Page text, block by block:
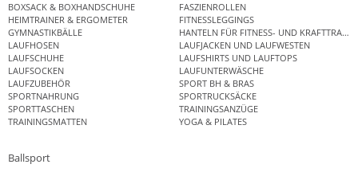
BOXSACK & BOXHANDSCHUHE
FASZIENROLLEN
HEIMTRAINER & ERGOMETER
FITNESSLEGGINGS
GYMNASTIKBÄLLE
HANTELN FÜR FITNESS- UND
LAUFHOSEN
LAUFJACKEN UND LAUFWESTEN
LAUFSCHUHE
LAUFSHIRTS UND LAUFTOPS
LAUFSOCKEN
LAUFUNTERWÄSCHE
LAUFZUBEHÖR
SPORT BH & BRAS
SPORTNAHRUNG
SPORTRUCKSÄCKE
SPORTTASCHEN
TRAININGSANZÜGE
TRAININGSMATTEN
YOGA & PILATES
Ballsport